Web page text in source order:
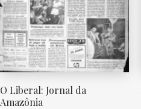
O Liberal: Jornal da
Amazônia